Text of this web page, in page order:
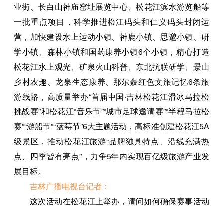
业街、长白山神庙窑址展览中心、松花江滨水游览船等
一批重点项目，科学推进松江码头和仁义码头封闭运
营，加快建设水上运动小镇、神鹿小镇、思邈小镇、研
学小镇、森林小镇和国药康养小镇6个小镇，精心打造
松花江水上观光、矿泉火山科普、东北抗联研学、景山
乡村农趣、龙泉生态康养、那尔轰红色文旅记忆6条旅
游线路，高质量举办“首届中国·吉林松花江滑冰马拉松
挑战赛”和松花江“音乐节”“城市足球邀请赛”“半程马拉松
赛”“游船节”“蓝莓节”6大主题活动，高标准创建松花江5A
级景区，推动松花江旅游“品牌独具特点、沿线充满热
点、四季皆有亮点”，力争5年内实现百亿级旅游产业发
展目标。
吉林广播电视台记者：
这次活动在松花江上举办，请问如何确保赛事活动